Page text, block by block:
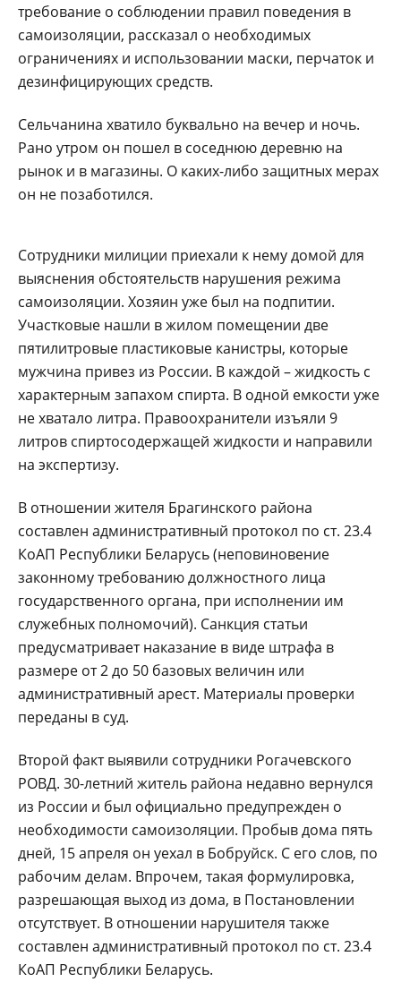
требование о соблюдении правил поведения в
самоизоляции, рассказал о необходимых
ограничениях и использовании маски, перчаток и
дезинфицирующих средств.
Сельчанина хватило буквально на вечер и ночь.
Рано утром он пошел в соседнюю деревню на
рынок и в магазины. О каких-либо защитных мерах
он не позаботился.
Сотрудники милиции приехали к нему домой для
выяснения обстоятельств нарушения режима
самоизоляции. Хозяин уже был на подпитии.
Участковые нашли в жилом помещении две
пятилитровые пластиковые канистры, которые
мужчина привез из России. В каждой – жидкость с
характерным запахом спирта. В одной емкости уже
не хватало литра. Правоохранители изъяли 9
литров спиртосодержащей жидкости и направили
на экспертизу.
В отношении жителя Брагинского района
составлен административный протокол по ст. 23.4
КоАП Республики Беларусь (неповиновение
законному требованию должностного лица
государственного органа, при исполнении им
служебных полномочий). Санкция статьи
предусматривает наказание в виде штрафа в
размере от 2 до 50 базовых величин или
административный арест. Материалы проверки
переданы в суд.
Второй факт выявили сотрудники Рогачевского
РОВД. 30-летний житель района недавно вернулся
из России и был официально предупрежден о
необходимости самоизоляции. Пробыв дома пять
дней, 15 апреля он уехал в Бобруйск. С его слов, по
рабочим делам. Впрочем, такая формулировка,
разрешающая выход из дома, в Постановлении
отсутствует. В отношении нарушителя также
составлен административный протокол по ст. 23.4
КоАП Республики Беларусь.